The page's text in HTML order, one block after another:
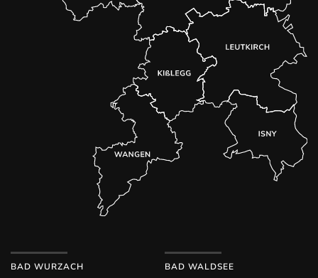
BAD WURZACH BAD WALDSEE